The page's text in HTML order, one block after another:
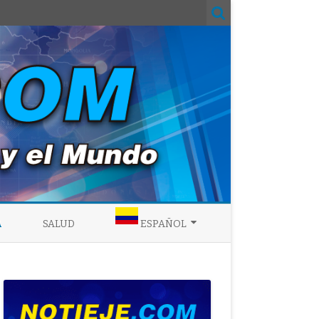
SALUD ESPAÑOL
ESPAÑOL